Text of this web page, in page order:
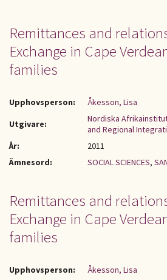
Remittances and
Exchange in Cape
families
Upphovsperson:
Åkesson, Lisa
Utgivare:
Nordiska
and Regional
År:
2011
Ämnesord:
SOCIAL SCIENCES,
Remittances and
Exchange in Cape
families
Upphovsperson:
Åkesson, Lisa